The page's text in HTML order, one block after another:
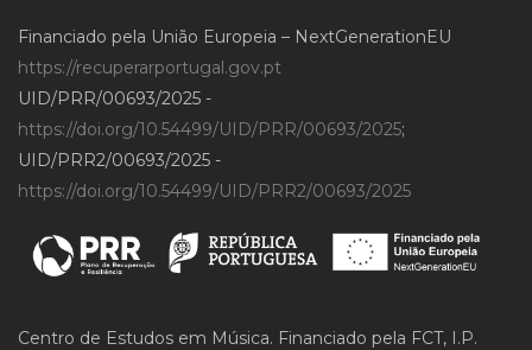
Financiado pela União Europeia – NextGenerationEU
https://recuperarportugal.gov.pt
UID/PRR/00693/2025 -
https://doi.org/10.54499/UID/PRR/00693/2025;
UID/PRR2/00693/2025 -
https://doi.org/10.54499/UID/PRR2/00693/2025
Centro de Estudos em Música. Financiado pela FCT, I.P.